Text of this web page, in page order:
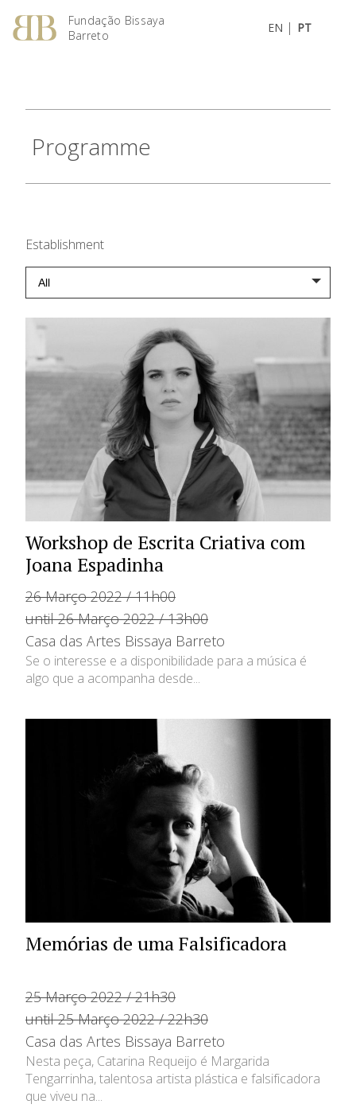
Fundação Bissaya
Barreto
EN | PT
Programme
Establishment
Workshop de Escrita Criativa com
Joana Espadinha
26 Março 2022 / 11h00
until 26 Março 2022 / 13h00
Casa das Artes Bissaya Barreto
Se o interesse e a disponibilidade para a música é
algo que a acompanha desde...
Memórias de uma Falsificadora
25 Março 2022 / 21h30
until 25 Março 2022 / 22h30
Casa das Artes Bissaya Barreto
Nesta peça, Catarina Requeijo é Margarida
Tengarrinha, talentosa artista plástica e falsificadora
que viveu na...